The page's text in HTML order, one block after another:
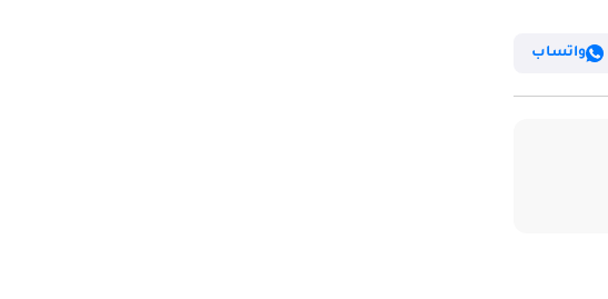
واتساب